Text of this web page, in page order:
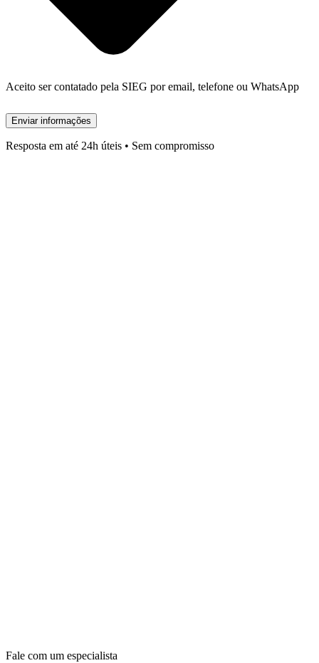
Aceito ser contatado pela SIEG por email, telefone ou WhatsApp
Enviar informações
Resposta em até 24h úteis • Sem compromisso
Fale com um especialista